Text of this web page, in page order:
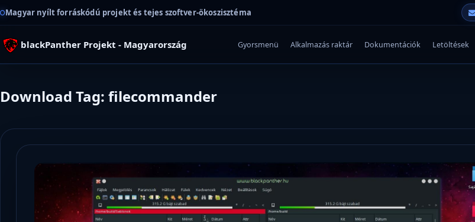
Magyar nyílt forráskódú projekt és tejes szoftver-ökoszisztéma
blackPanther Projekt - Magyarország Gyorsmenü Alkalmazás raktár Dokumentációk Letöltések
Download Tag: filecommander